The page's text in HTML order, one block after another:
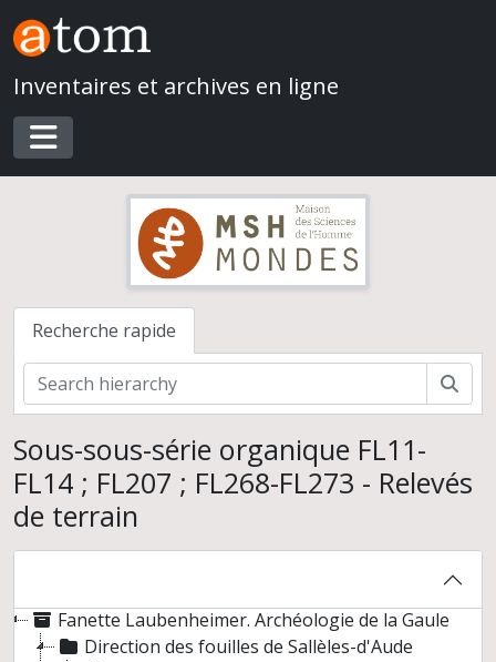
Skip to main content
Inventaires et archives en ligne
Toggle navigation
Recherche rapide
Sous-sous-série organique FL11-
FL14 ; FL207 ; FL268-FL273 - Relevés
de terrain
Fanette Laubenheimer. Archéologie de la Gaule
Direction des fouilles de Sallèles-d'Aude